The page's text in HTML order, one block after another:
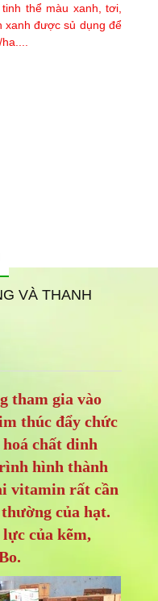
thể màu xanh, tơi,
xanh được sủ dụng để
VÀ THANH
tham gia vào
thúc đẩy chức
chất dinh
hình thành
vitamin rất cần
của hạt.
của kẽm,